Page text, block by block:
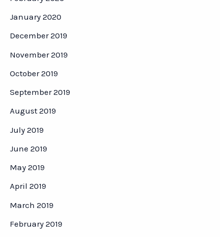
January 2020
December 2019
November 2019
October 2019
September 2019
August 2019
July 2019
June 2019
May 2019
April 2019
March 2019
February 2019